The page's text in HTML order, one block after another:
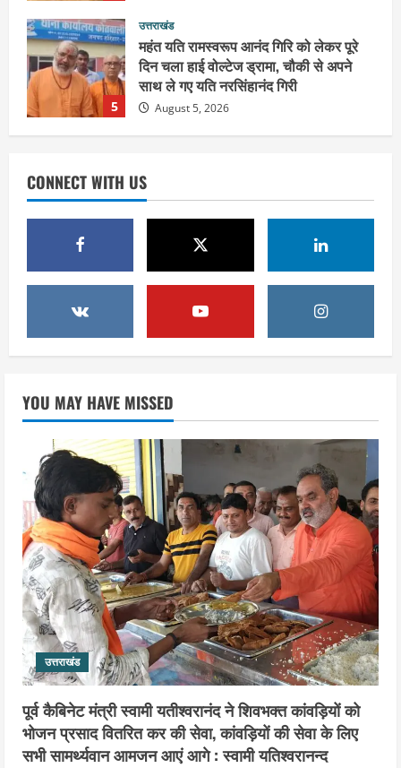
5
उत्तराखंड
महंत यति रामस्वरूप आनंद गिरि को लेकर पूरे
दिन चला हाई वोल्टेज ड्रामा, चौकी से अपने
साथ ले गए यति नरसिंहानंद गिरी
August 5, 2026
1
शिवभक्त कांवड़ियों को भोजन प्रसाद वितरित
कर की सेवा, कांवड़ियों की सेवा के लिए सभी
सामर्थ्यवान आमजन आएं आगे : स्वामी
यतिश्वरानन्द
2
हरिद्वार के नेताओं को कांग्रेस प्रदेश
August 7, 2026
3
2036 ओलंपिक का सपना लेकर निकलेगी
कांवड़ यात्रा, संतों ने दिया विजयी भव का
आशीर्वाद
August 6, 2026
4
उत्तराखंड
एसआईआर के तहत जारी किए जा रहे नोटिसों
पर कांग्रेस ने जतायी आपत्ति, मतदाताओं को
परेशान करने का लगाया आरोप
August 6, 2026
5
उत्तराखंड
महंत यति रामस्वरूप आनंद गिरि को लेकर पूरे
दिन चला हाई वोल्टेज ड्रामा, चौकी से अपने
साथ ले गए यति नरसिंहानंद गिरी
August 5, 2026
CONNECT WITH US
YOU MAY HAVE MISSED
उत्तराखंड
पूर्व कैबिनेट मंत्री स्वामी यतीश्वरानंद ने शिवभक्त कांवड़ियों को
भोजन प्रसाद वितरित कर की सेवा, कांवड़ियों की सेवा के लिए
सभी सामर्थ्यवान आमजन आएं आगे : स्वामी यतिश्वरानन्द